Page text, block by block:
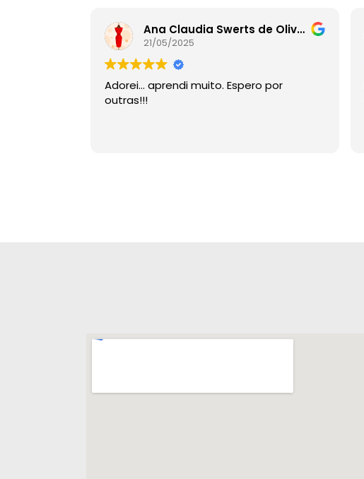
Ana Claudia Swerts de Oliveira
21/05/2025
Adorei… aprendi muito. Espero por
outras!!!